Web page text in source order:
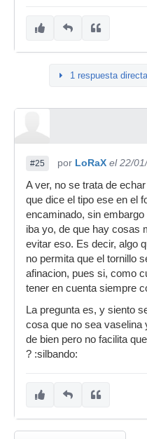
sensidad impedia
desafinaba muy
mapex, que maja
1 respuesta directa
#25 por LoRaX el 22/
A ver, no se trata de
que dice el tipo ese en el
encaminado, sin
iba yo, de que hay cosas
evitar eso. Es decir, algo
no permita que el tornillo
afinacion, pues si, como
tener en cuenta siempre
La pregunta es, y siento
cosa que no sea vaselina
de bien pero no facilita
? :silbando: